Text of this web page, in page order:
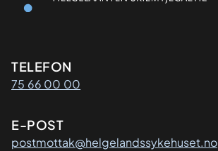
Kontaktinformasjon
TELEFON
75 66 00 00
E-POST
postmottak@helgelandssykehuset.no